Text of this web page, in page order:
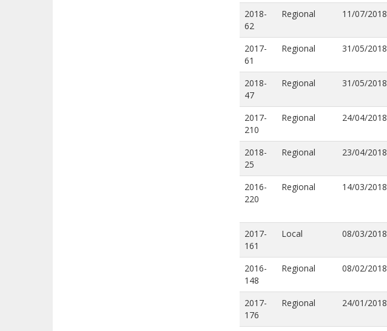
2018-
62
Regional 11/07/2018
2017-
61
Regional 31/05/2018
2018-
47
Regional 31/05/2018
2017-
210
Regional 24/04/2018
2018-
25
Regional 23/04/2018
2016-
220
Regional 14/03/2018
2017-
161
Local 08/03/2018
2016-
148
Regional 08/02/2018
2017-
176
Regional 24/01/2018